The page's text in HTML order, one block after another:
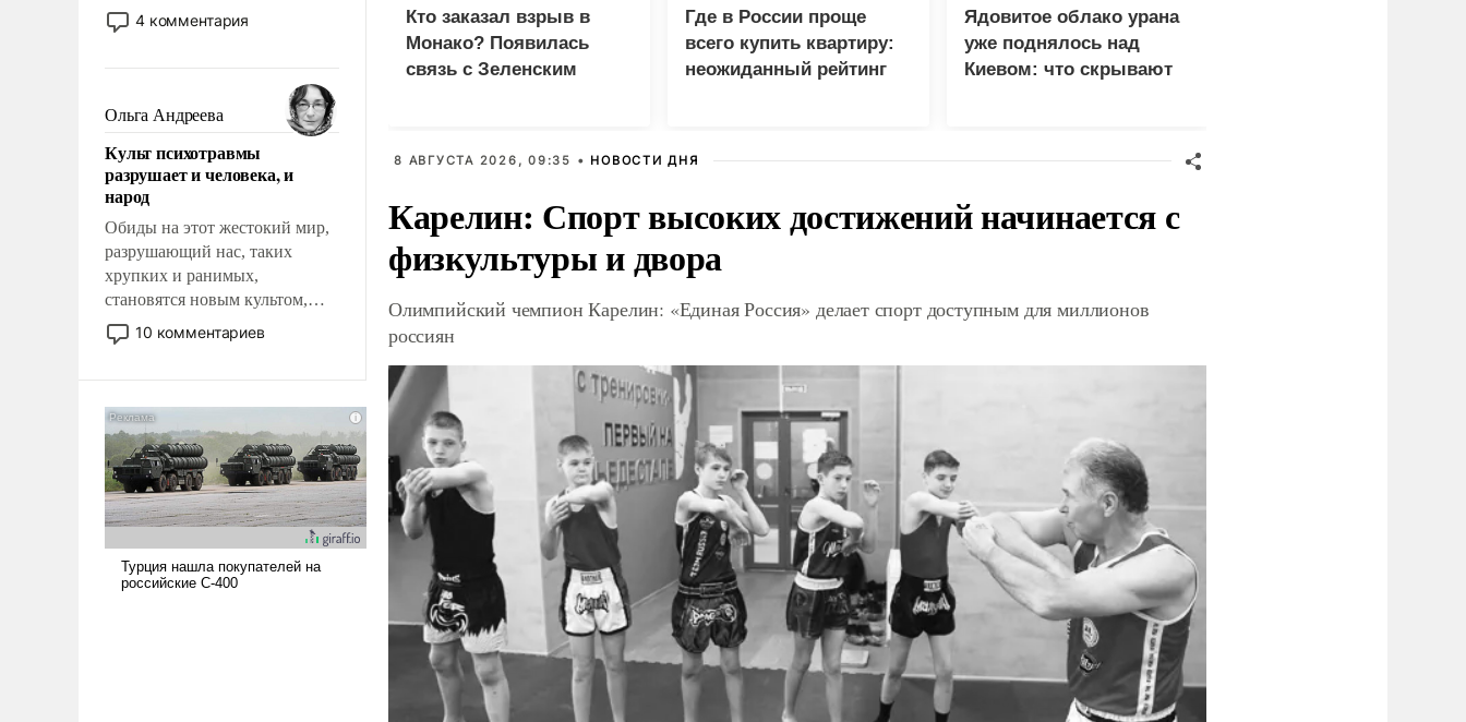
применение которых уже
стало обыденностью. Задача по
сложна и амбициозна. Однако
и ее реализация радикально
поднимет наши боевые
возможности.
4 комментария
Ольга Андреева
Культ психотравмы
разрушает и человека, и
народ
Обиды на этот жестокий мир,
разрушающий нас, таких
хрупких и ранимых,
становятся новым культом,
постепенно вытесняя и
отменяя традиционное
ударами судьбы, брать на себя
ответственность, помогать
слабым, идти вперед и
адаптироваться.
10 комментариев
Кто заказал взрыв в
Монако? Появилась
связь с Зеленским
Где в России проще
всего купить квартиру:
неожиданный рейтинг
Ядовитое облако урана
уже поднялось над
Киевом: что скрывают
8 АВГУСТА 2026, 09:35 • НОВОСТИ ДНЯ
Карелин: Спорт высоких достижений начинается с
физкультуры и двора
Олимпийский чемпион Карелин: «Единая Россия» делает спорт доступным для миллионов
россиян